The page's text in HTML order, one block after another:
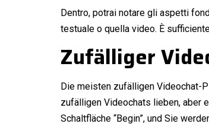
Dentro, potrai notare gli aspetti
testuale o quella video. È
Zufälliger
Die meisten zufälligen Videochat-
zufälligen Videochats lieben, aber
Schaltfläche “Begin”, und Sie